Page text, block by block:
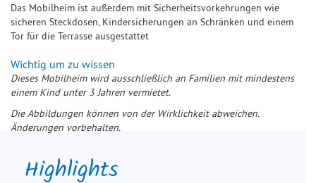
Das Mobilheim ist außerdem mit Sicherheitsvorkehrungen wie
sicheren Steckdosen, Kindersicherungen an Schränken und einem
Tor für die Terrasse ausgestattet
Wichtig um zu wissen
Dieses Mobilheim wird ausschließlich an Familien mit mindestens
einem Kind unter 3 Jahren vermietet.
Die Abbildungen können von der Wirklichkeit abweichen.
Änderungen vorbehalten.
Highlights